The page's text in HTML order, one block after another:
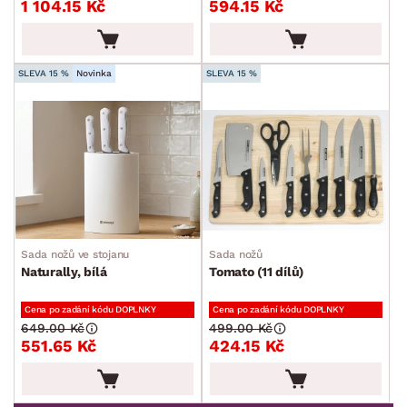
Příbory
Vařečky a naběračky
Jídelní servis
Sklenice a skleničky
Příslušenství ke kávě a čaji
Džbány a karafy
Cukrářské potřeby
Osvětlení
Ukládání a organizace
Drobné bytové doplňky
1 104.15 Kč 594.15 Kč
SLEVA 15 % Novinka
Sada nožů ve stojanu
Naturally, bílá
Cena po zadání kódu DOPLNKY
551.65 Kč
649.00 Kč
SLEVA 15 %
Sada nožů
Tomato (11 dílů)
Cena po zadání kódu DOPLNKY
424.15 Kč
499.00 Kč